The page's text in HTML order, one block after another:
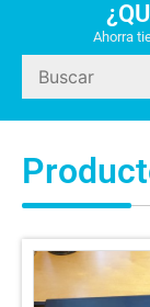
Ahorra